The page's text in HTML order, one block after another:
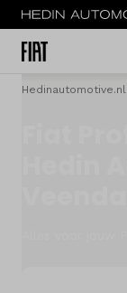
Menu
Hedinautomotive.nl